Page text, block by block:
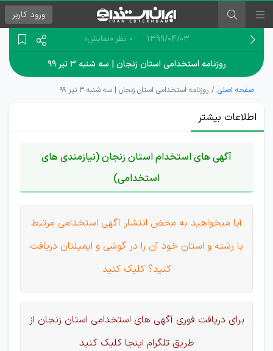
ورود کاربر
۱۳۹۹/۰۴/۰۳ 0 نظر «نمایش»
روزنامه استخدامی استان زنجان | سه شنبه ۳ تیر ۹۹
صفحه اصلی روزنامه استخدامی استان زنجان | سه شنبه ۳ تیر ۹۹
اطلاعات بیشتر
آگهی های استخدام استان زنجان (نیازمندی های
استخدامی)
آیا میخواهید به محض انتشار آگهی استخدامی مرتبط
با رشته و استان خود آن را در گوشی و ایمیلتان دریافت
کنید؟ کلیک کنید
برای دریافت فوری آگهی های استخدامی استان زنجان از
طریق تلگرام اینجا کلیک کنید